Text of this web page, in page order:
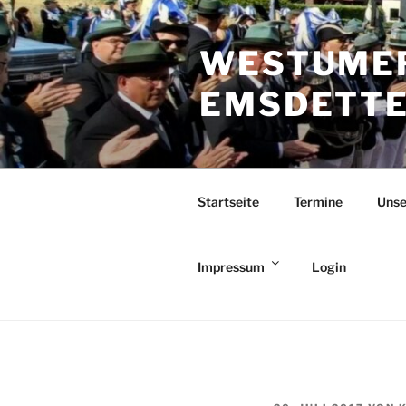
Zum
Inhalt
springen
Startseite Termine
Impressum Login